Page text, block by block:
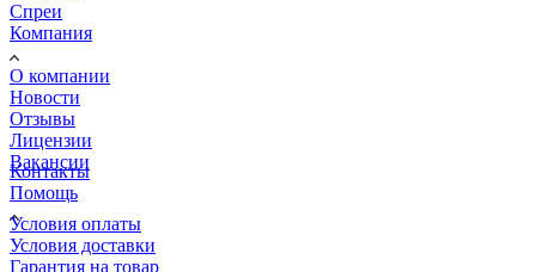
Спреи
Компания
О компании
Новости
Отзывы
Лицензии
Вакансии
Контакты
Помощь
Условия оплаты
Условия доставки
Гарантия на товар